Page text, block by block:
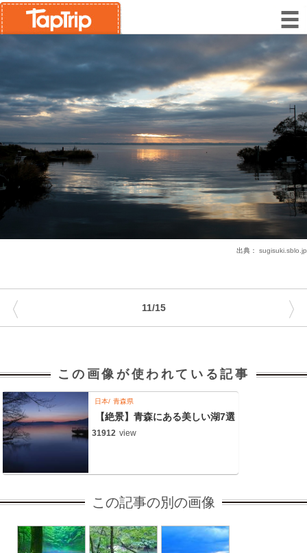
出典： sugisuki.sblo.jp
11/15
〈 〉
この画像が使われている記事
日本 青森県
【絶景】青森にある美しい湖7選
31912 view
この記事の別の画像